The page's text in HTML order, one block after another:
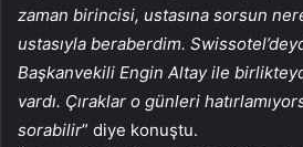
zaman birincisi, ustasına sorsun
ustasıyla beraberdim.
Başkanvekili Engin Altay ile
vardı. Çıraklar o günleri
sorabilir” diye konuştu.